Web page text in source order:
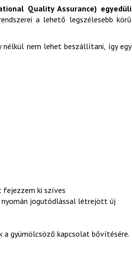
Quality Assurance) egyedüli
a lehető legszélesebb körű
nem lehet beszállítani, így egy
fejezzem ki szíves
nyomán jogutódlással létrejött új
a gyümölcsöző kapcsolat bővítésére.